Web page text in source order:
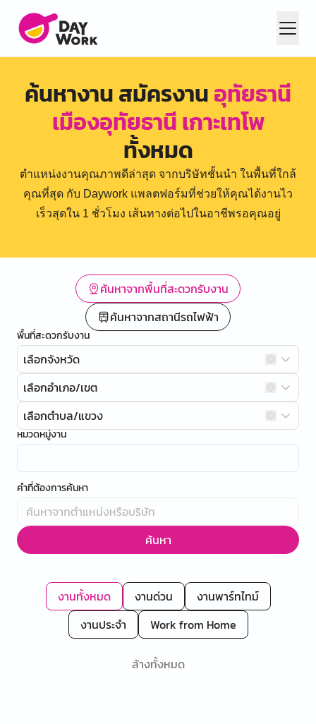
ค้นหางาน สมัครงานอุทัยธานี
เมืองอุทัยธานี เกาะเทโพ
ทั้งหมด
ตำแหน่งงานคุณภาพดีล่าสุด จากบริษัทชั้นนำ ในพื้นที่ใกล้
คุณที่สุด กับ Daywork แพลตฟอร์มที่ช่วยให้คุณได้งานไว
เร็วสุดใน 1 ชั่วโมง เส้นทางต่อไปในอาชีพรอคุณอยู่
ค้นหาจากพื้นที่สะดวกรับงาน
ค้นหาจากสถานีรถไฟฟ้า
พื้นที่สะดวกรับงาน
เลือกจังหวัด
เลือกอำเภอ/เขต
เลือกตำบล/แขวง
หมวดหมู่งาน
คำที่ต้องการค้นหา
ค้นหา
งานทั้งหมด งานด่วน
งานพาร์ทไทม์
งานประจำ
Work from Home
ล้างทั้งหมด